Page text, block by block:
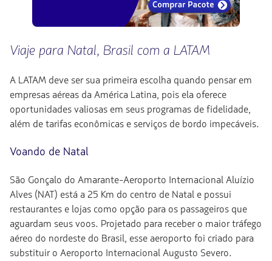
Viaje para Natal, Brasil com a LATAM
A LATAM deve ser sua primeira escolha quando pensar em
empresas aéreas da América Latina, pois ela oferece
oportunidades valiosas em seus programas de fidelidade,
além de tarifas econômicas e serviços de bordo impecáveis.
Voando de Natal
São Gonçalo do Amarante-Aeroporto Internacional Aluízio
Alves (NAT) está a 25 Km do centro de Natal e possui
restaurantes e lojas como opção para os passageiros que
aguardam seus voos. Projetado para receber o maior tráfego
aéreo do nordeste do Brasil, esse aeroporto foi criado para
substituir o Aeroporto Internacional Augusto Severo.